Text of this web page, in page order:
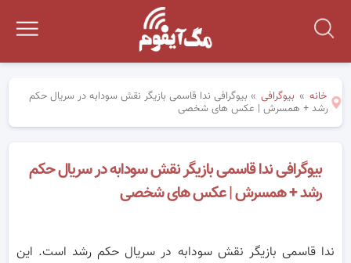
خانه » بیوگرافی » بیوگرافی ندا قاسمی بازیگر نقش سودابه در سریال حکم
رشد + همسرش | عکس های شخصی
بیوگرافی ندا قاسمی بازیگر نقش سودابه در سریال حکم
رشد + همسرش | عکس های شخصی
ندا قاسمی بازیگر نقش سودابه در سریال حکم رشد است. این